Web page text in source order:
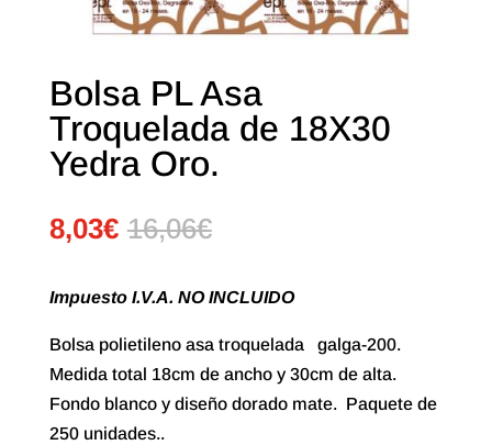
Bolsa PL Asa
Troquelada de 18X30
Yedra Oro.
8,03€ 16,06€
Impuesto I.V.A. NO INCLUIDO
Bolsa polietileno asa troquelada galga-200.
Medida total 18cm de ancho y 30cm de alta.
Fondo blanco y diseño dorado mate. Paquete de
250 unidades..